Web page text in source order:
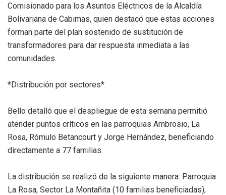
Comisionado para los Asuntos Eléctricos de la Alcaldía
Bolivariana de Cabimas, quien destacó que estas acciones
forman parte del plan sostenido de sustitución de
transformadores para dar respuesta inmediata a las
comunidades.
*Distribución por sectores*
Bello detalló que el despliegue de esta semana permitió
atender puntos críticos en las parroquias Ambrosio, La
Rosa, Rómulo Betancourt y Jorge Hernández, beneficiando
directamente a 77 familias.
La distribución se realizó de la siguiente manera: Parroquia
La Rosa, Sector La Montañita (10 familias beneficiadas),